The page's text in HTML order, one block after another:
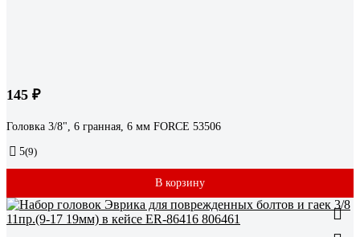
145 ₽
Головка 3/8", 6 гранная, 6 мм FORCE 53506
5(9)
В корзину